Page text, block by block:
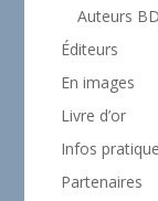
Auteurs BD
Éditeurs
En images
Livre d’or
Infos
Partenaires